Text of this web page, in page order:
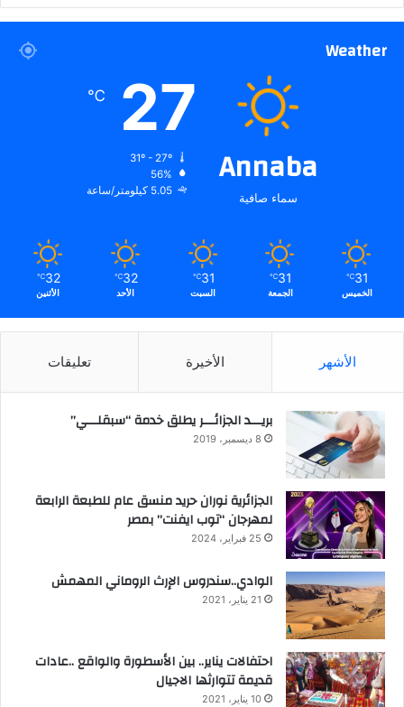
Weather
Annaba
سماء صافية
27
℃
56%
5.05 كيلومتر/ساعة
31
℃
الخميس
31
℃
الجمعة
31
℃
السبت
32
℃
الأحد
32
℃
الأثنين
الأشهر الأخيرة تعليقات
بريـــد الجزائـــر يطلق خدمة “سبقلـــي”
8 ديسمبر، 2019
الجزائرية نوران حريد منسق عام للطبعة الرابعة
لمهرجان “توب ايفنت” بمصر
25 فبراير، 2024
الوادي..سندروس الإرث الروماني المهمش
21 يناير، 2021
احتفالات يناير.. بين الأسطورة والواقع ..عادات
قديمة تتوارثها الاجيال
10 يناير، 2021